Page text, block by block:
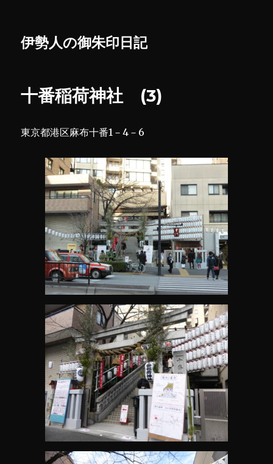
伊勢人の御朱印日記
十番稲荷神社 (3)
東京都港区麻布十番1－4－6